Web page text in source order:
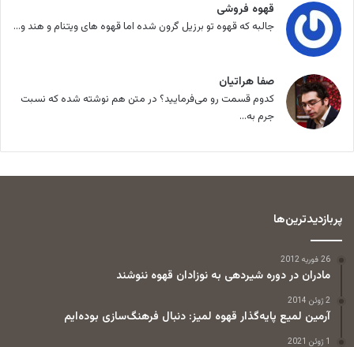
قهوه فروشی
جالبه که قهوه تو برزیل گرون شده اما قهوه های ویتنام و هند و...
صفا هراتیان
کدوم قسمت رو می‌فرمایید؟ در متن هم نوشته شده که نسبت
جرم به...
پربازدیدترین‌ها
26 فوریه 2012
مادران در دوره شیردهی به نوزادان قهوه ننوشند
2 ژوئن 2014
آرمین لمیع پایه‌گذار قهوه لمیز: دنبال فرهنگ‌سازی بوده‌ایم
1 ژوئن 2021